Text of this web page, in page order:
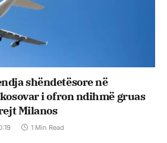
shëndetësore në
i ofron ndihmë gruas
Milanos
1 Min Read